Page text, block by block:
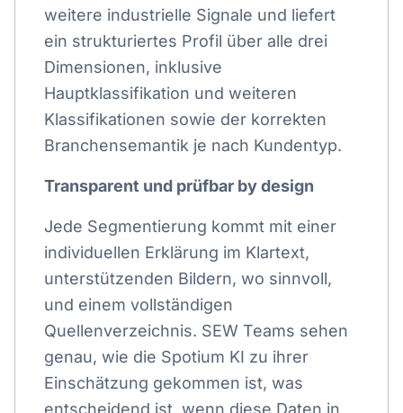
weitere industrielle Signale und liefert
ein strukturiertes Profil über alle drei
Dimensionen, inklusive
Hauptklassifikation und weiteren
Klassifikationen sowie der korrekten
Branchensemantik je nach Kundentyp.
Transparent und prüfbar by design
Jede Segmentierung kommt mit einer
individuellen Erklärung im Klartext,
unterstützenden Bildern, wo sinnvoll,
und einem vollständigen
Quellenverzeichnis. SEW Teams sehen
genau, wie die Spotium KI zu ihrer
Einschätzung gekommen ist, was
entscheidend ist, wenn diese Daten in